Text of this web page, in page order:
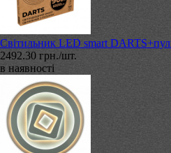
Світильник LED smart
2492.30 грн./шт.
в наявності